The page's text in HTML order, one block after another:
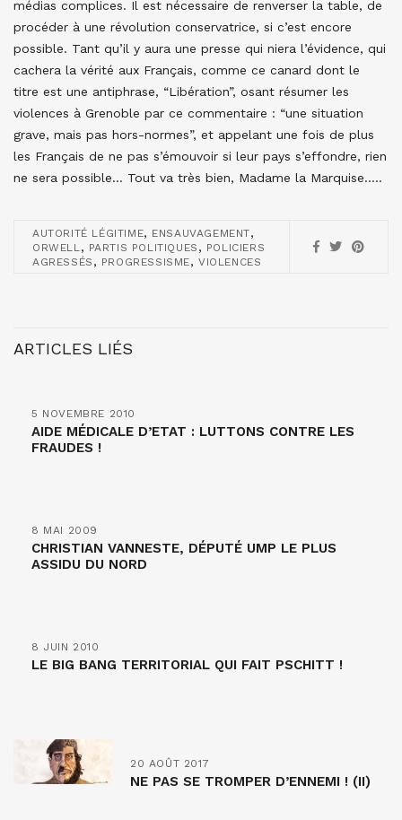
médias complices. Il est nécessaire de renverser la table, de
procéder à une révolution conservatrice, si c’est encore
possible. Tant qu’il y aura une presse qui niera l’évidence, qui
cachera la vérité aux Français, comme ce canard dont le
titre est une antiphrase, “Libération”, osant résumer les
violences à Grenoble par ce commentaire : “une situation
grave, mais pas hors-normes”, et appelant une fois de plus
les Français de ne pas s’émouvoir si leur pays s’effondre, rien
ne sera possible… Tout va très bien, Madame la Marquise…..
AUTORITÉ LÉGITIME, ENSAUVAGEMENT,
ORWELL, PARTIS POLITIQUES , POLICIERS
AGRESSÉS , PROGRESSISME,VIOLENCES
ARTICLES LIÉS
5 NOVEMBRE 2010
AIDE MÉDICALE D’ETAT : LUTTONS CONTRE LES
FRAUDES !
8 MAI 2009
CHRISTIAN VANNESTE, DÉPUTÉ UMP LE PLUS
ASSIDU DU NORD
8 JUIN 2010
LE BIG BANG TERRITORIAL QUI FAIT PSCHITT !
20 AOÛT 2017
NE PAS SE TROMPER D’ENNEMI ! (II)